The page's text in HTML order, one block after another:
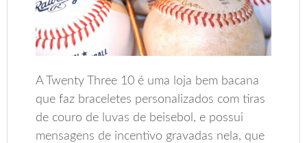
A Twenty Three 10 é uma loja bem bacana
que faz braceletes personalizados com tiras
de couro de luvas de beisebol, e possui
mensagens de incentivo gravadas nela, que